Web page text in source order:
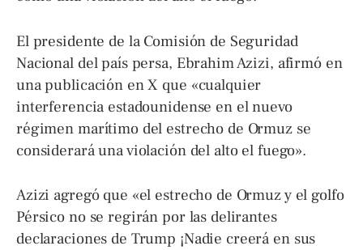
El presidente de la Comisión de Seguridad
Nacional del país persa, Ebrahim Azizi, afirmó en
una publicación en X que «cualquier
interferencia estadounidense en el nuevo
régimen marítimo del estrecho de Ormuz se
considerará una violación del alto el fuego».
Azizi agregó que «el estrecho de Ormuz y el golfo
Pérsico no se regirán por las delirantes
declaraciones de Trump ¡Nadie creerá en sus